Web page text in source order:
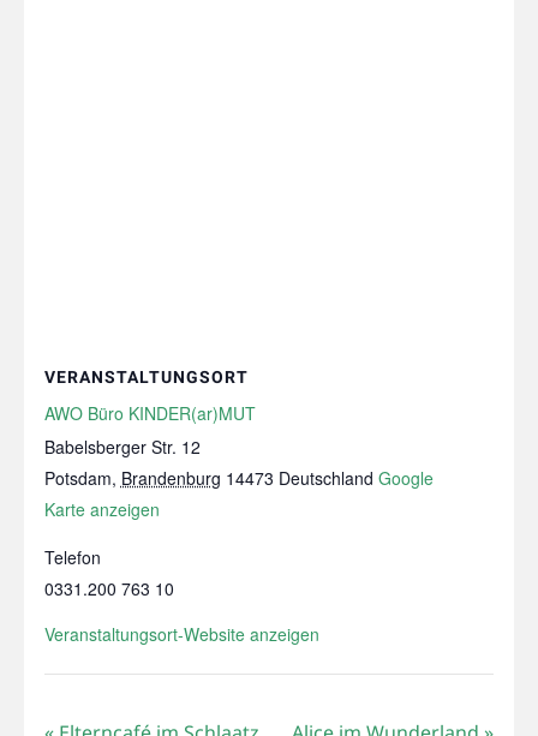
VERANSTALTUNGSORT
AWO Büro KINDER(ar)MUT
Babelsberger Str. 12
Potsdam, Brandenburg 14473 Deutschland Google
Karte anzeigen
Telefon
0331.200 763 10
Veranstaltungsort-Website anzeigen